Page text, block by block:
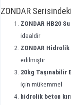
ZONDAR
ZONDAR HB20 Su
idealdir
ZONDAR Hidrolik
edilmiştir
20kg Taşınabilir
için mükemmel
hidrolik beton